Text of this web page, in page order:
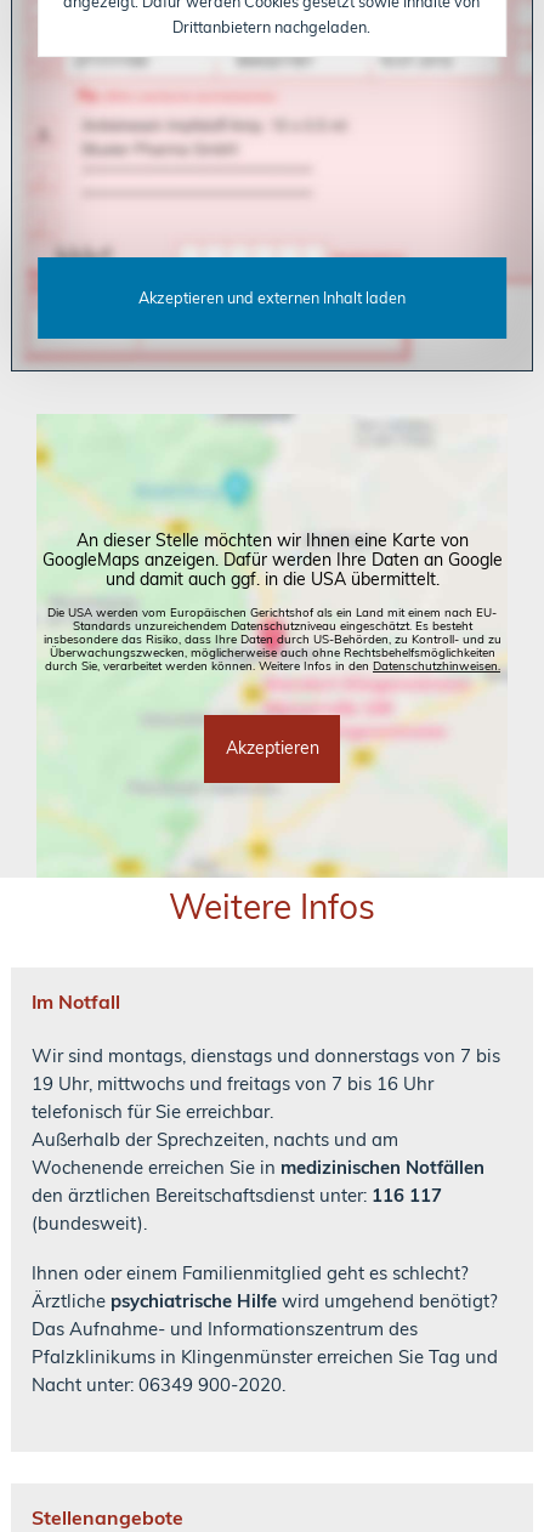
Drittanbietern nachgeladen.
Akzeptieren und externen Inhalt laden
An dieser Stelle möchten wir Ihnen eine Karte von
GoogleMaps anzeigen. Dafür werden Ihre Daten an Google
und damit auch ggf. in die USA übermittelt.
Die USA werden vom Europäischen Gerichtshof als ein Land mit einem nach EU-
Standards unzureichendem Datenschutzniveau eingeschätzt. Es besteht
insbesondere das Risiko, dass Ihre Daten durch US-Behörden, zu Kontroll- und zu
Überwachungszwecken, möglicherweise auch ohne Rechtsbehelfsmöglichkeiten
durch Sie, verarbeitet werden können. Weitere Infos in den Datenschutzhinweisen.
Akzeptieren
Weitere Infos
Im Notfall
Wir sind montags, dienstags und donnerstags von 7 bis
19 Uhr, mittwochs und freitags von 7 bis 16 Uhr
telefonisch für Sie erreichbar.
Außerhalb der Sprechzeiten, nachts und am
Wochenende erreichen Sie in medizinischen Notfällen
den ärztlichen Bereitschaftsdienst unter: 116 117
(bundesweit).
Ihnen oder einem Familienmitglied geht es schlecht?
Ärztliche psychiatrische Hilfe wird umgehend benötigt?
Das Aufnahme- und Informationszentrum des
Pfalzklinikums in Klingenmünster erreichen Sie Tag und
Nacht unter: 06349 900-2020.
Stellenangebote